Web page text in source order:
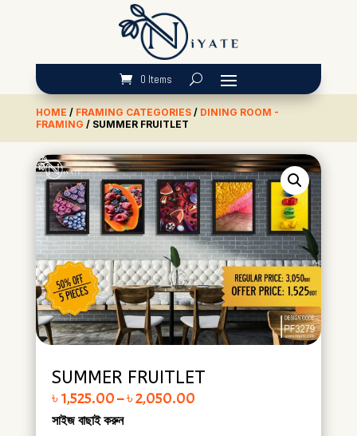
0 Items
HOME / FRAMING CATEGORIES/ DINING ROOM -
FRAMING / SUMMER FRUITLET
SUMMER FRUITLET
৳ 1,525.00–৳2,050.00Price range: ৳ 1,525.00 through ৳ 2,050.00
সাইজ বাছাই করুন